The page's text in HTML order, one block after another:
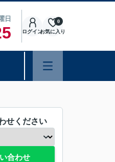
日
ログインお気に入り
0
せください
合わせ